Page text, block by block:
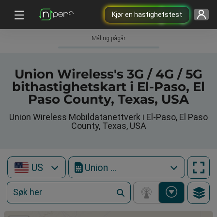
Kjør en hastighetstest
Måling pågår
Union Wireless's 3G / 4G / 5G
bithastighetskart i El-Paso, El
Paso County, Texas, USA
Union Wireless Mobildatanettverk i El-Paso, El Paso
County, Texas, USA
US Union Wireless